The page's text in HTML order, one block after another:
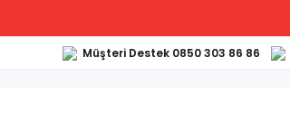
Müşteri Destek 0850 303 86 86